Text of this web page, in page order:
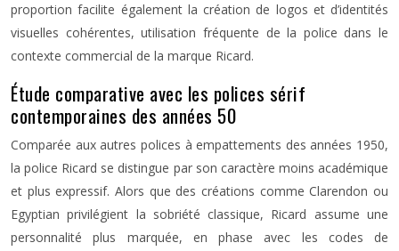
proportion facilite également la création de logos et d’identités
visuelles cohérentes, utilisation fréquente de la police dans le
contexte commercial de la marque Ricard.
Étude comparative avec les polices sérif
contemporaines des années 50
Comparée aux autres polices à empattements des années 1950,
la police Ricard se distingue par son caractère moins académique
et plus expressif. Alors que des créations comme Clarendon ou
Egyptian privilégient la sobriété classique, Ricard assume une
personnalité plus marquée, en phase avec les codes de